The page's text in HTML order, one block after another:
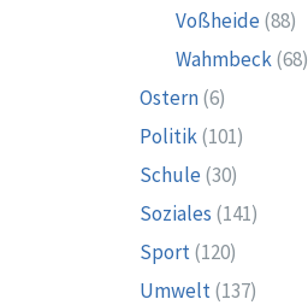
Voßheide (88)
Wahmbeck(68)
Ostern(6)
Politik(101)
Schule (30)
Soziales (141)
Sport(120)
Umwelt(137)